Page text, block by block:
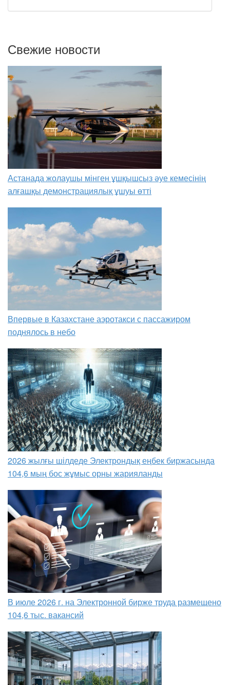
Свежие новости
Астанада жолаушы мінген ұшқышсыз әуе кемесінің
алғашқы демонстрациялық ұшуы өтті
Впервые в Казахстане аэротакси с пассажиром
поднялось в небо
2026 жылғы шілдеде Электрондық еңбек биржасында
104,6 мың бос жұмыс орны жарияланды
В июле 2026 г. на Электронной бирже труда размещено
104,6 тыс. вакансий